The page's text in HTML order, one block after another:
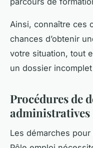
Ainsi, connaître ces
chances d’obtenir
votre situation, tout
un dossier
Procédures de
administratives
Les démarches